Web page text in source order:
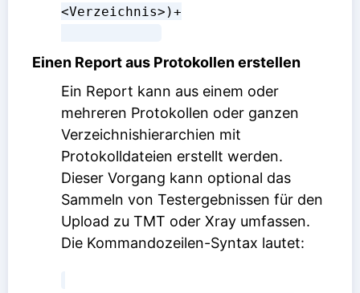
<Verzeichnis>)+
Einen Report aus Protokollen erstellen
Ein Report kann aus einem oder
mehreren Protokollen oder ganzen
Verzeichnishierarchien mit
Protokolldateien erstellt werden.
Dieser Vorgang kann optional das
Sammeln von Testergebnissen für den
Upload zu TMT oder Xray umfassen.
Die Kommandozeilen-Syntax lautet: